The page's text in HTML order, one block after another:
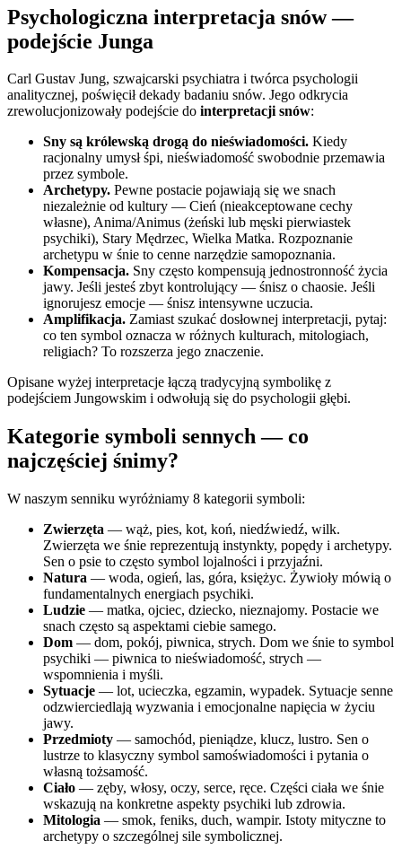
Psychologiczna interpretacja snów —
podejście Junga
Carl Gustav Jung, szwajcarski psychiatra i twórca psychologii
analitycznej, poświęcił dekady badaniu snów. Jego odkrycia
zrewolucjonizowały podejście do interpretacji snów:
Sny są królewską drogą do nieświadomości. Kiedy
racjonalny umysł śpi, nieświadomość swobodnie przemawia
przez symbole.
Archetypy. Pewne postacie pojawiają się we snach
niezależnie od kultury — Cień (nieakceptowane cechy
własne), Anima/Animus (żeński lub męski pierwiastek
psychiki), Stary Mędrzec, Wielka Matka. Rozpoznanie
archetypu w śnie to cenne narzędzie samopoznania.
Kompensacja. Sny często kompensują jednostronność życia
jawy. Jeśli jesteś zbyt kontrolujący — śnisz o chaosie. Jeśli
ignorujesz emocje — śnisz intensywne uczucia.
Amplifikacja. Zamiast szukać dosłownej interpretacji, pytaj:
co ten symbol oznacza w różnych kulturach, mitologiach,
religiach? To rozszerza jego znaczenie.
Opisane wyżej interpretacje łączą tradycyjną symbolikę z
podejściem Jungowskim i odwołują się do psychologii głębi.
Kategorie symboli sennych — co
najczęściej śnimy?
W naszym senniku wyróżniamy 8 kategorii symboli:
Zwierzęta — wąż, pies, kot, koń, niedźwiedź, wilk.
Zwierzęta we śnie reprezentują instynkty, popędy i archetypy.
Sen o psie to często symbol lojalności i przyjaźni.
Natura — woda, ogień, las, góra, księżyc. Żywioły mówią o
fundamentalnych energiach psychiki.
Ludzie — matka, ojciec, dziecko, nieznajomy. Postacie we
snach często są aspektami ciebie samego.
Dom — dom, pokój, piwnica, strych. Dom we śnie to symbol
psychiki — piwnica to nieświadomość, strych —
wspomnienia i myśli.
Sytuacje — lot, ucieczka, egzamin, wypadek. Sytuacje senne
odzwierciedlają wyzwania i emocjonalne napięcia w życiu
jawy.
Przedmioty — samochód, pieniądze, klucz, lustro. Sen o
lustrze to klasyczny symbol samoświadomości i pytania o
własną tożsamość.
Ciało — zęby, włosy, oczy, serce, ręce. Części ciała we śnie
wskazują na konkretne aspekty psychiki lub zdrowia.
Mitologia — smok, feniks, duch, wampir. Istoty mityczne to
archetypy o szczególnej sile symbolicznej.